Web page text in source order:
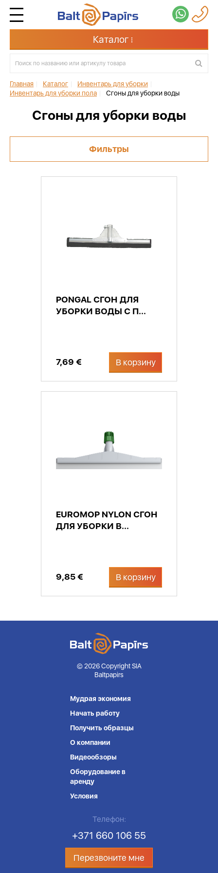
Каталог
Главная Каталог Инвентарь для уборки
Инвентарь для уборки пола
Сгоны для уборки воды
Сгоны для уборки воды
Фильтры
PONGAL СГОН ДЛЯ
УБОРКИ ВОДЫ С П...
7,69 € В корзину
EUROMOP NYLON СГОН
ДЛЯ УБОРКИ В...
9,85 € В корзину
© 2026 Copyright SIA
Baltpapirs
Мудрая экономия
Начать работу
Получить образцы
О компании
Видеообзоры
Оборудование в
аренду
Условия
Телефон:
+371 660 106 55
Перезвоните мне